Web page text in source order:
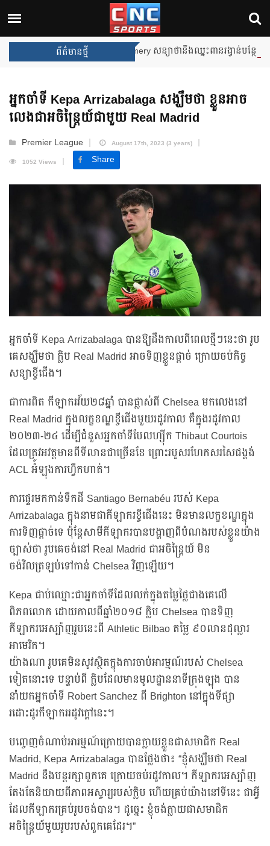
ព័ត៌មានថ្មី
Unai Emery សន្យាថានឹងឈ្នះពានរង្វាន់បន្ថែមទៀត បន្ទាប់ពី
អ្នកចាំទី Kepa Arrizabalaga សង្ឃឹមថា ខ្លួនអាច
លេងជាអចិន្ត្រៃយ៍ជាមួយ Real Madrid
Premier League
August 17th, 2023 (3 years)
1052 Views
Share
អ្នកចាំទី Kepa Arrizabalaga បានឱ្យដឹងកាលពីពេលថ្មីៗនេះថា រូប
គេសង្ឃឹមថា ក្លិប Real Madrid អាចទិញខ្លួនផ្តាច់ ក្រោយចប់កិច្ច
សន្យាខ្ចីជើង។
ជាការពិត កីឡាករវ័យ២៨ឆ្នាំ បានផ្លាស់ពី Chelsea មកលេងនៅ
Real Madrid ក្នុងលក្ខខណ្ឌខ្ចីជើងមួយរដូវកាល គឺក្នុងរដូវកាល
២០២៣-២៤ ដើម្បីជំនួសអ្នកចាំទីបែលហ្ស៊ីក Thibaut Courtois
ដែលត្រូវអវត្តមានពីទីលានជាច្រើនខែ ព្រោះរបួសរហែកសរសៃជង្គង់
ACL អំឡុងការហ្វឹកហាត់។
ការផ្ទេរមកកាន់ទឹកដី Santiago Bernabéu របស់ Kepa
Arrizabalaga ក្នុងនាមជាកីឡាករខ្ចីជើងនេះ មិនមានលក្ខខណ្ឌក្នុង
ការទិញផ្តាច់ទេ ប៉ុន្តែសាមីកីឡាករបានបង្ហាញពីបំណងរបស់ខ្លួនយ៉ាង
ច្បាស់ថា រូបគេចង់នៅ Real Madrid ជាអចិន្ត្រៃយ៍ មិន
ចង់វិលត្រឡប់ទៅកាន់ Chelsea វិញឡើយ។
Kepa ជាប់ឈ្មោះជាអ្នកចាំទីដែលលក់ក្នុងតម្លៃថ្លៃជាងគេលើ
ពិភពលោក ដោយកាលពីឆ្នាំ២០១៨ ក្លិប Chelsea បានទិញ
កីឡាករអេស្ប៉ាញរូបនេះពី Athletic Bilbao តម្លៃ ៩០លានដុល្លារ
អាមេរិក។
យ៉ាងណា រូបគេមិនសូវស្ថិតក្នុងការចាប់អារម្មណ៍របស់ Chelsea
ទៀតនោះទេ បន្ទាប់ពី ក្លិបដែលមានមូលដ្ឋាននាទីក្រុងឡុង បាន
នាំយកអ្នកចាំទី Robert Sanchez ពី Brighton នៅក្នុងទីផ្សា
រដោះដូរកីឡាកររដូវក្តៅនេះ។
បញ្ចេញចំណាប់អារម្មណ៍ក្រោយបានក្លាយខ្លួនជាសមាជិក Real
Madrid, Kepa Arrizabalaga បានថ្លែងថា៖ “ខ្ញុំសង្ឃឹមថា Real
Madrid នឹងបន្តរក្សាពួកគេ ក្រោយចប់រដូវកាល។ កីឡាករអេស្ប៉ាញ
តែងតែនិយាយពីភាពអស្ចារ្យរបស់ក្លិប ហើយគ្រប់យ៉ាងនៅទីនេះ ជាអ្វី
ដែលកីឡាករគ្រប់រូបចង់បាន។ ដូច្នេះ ខ្ញុំចង់ក្លាយជាសមាជិក
អចិន្ត្រៃយ៍មួយរូបរបស់ពួកគេដែរ។”